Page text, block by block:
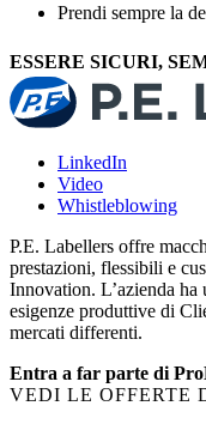
Prendi sempre la
ESSERE SICURI,
LinkedIn
Video
Whistleblowing
P.E. Labellers offre
prestazioni, flessibili e
Innovation. L’azienda
esigenze produttive di
mercati differenti.
Entra a far parte di
VEDI LE OFFERTE